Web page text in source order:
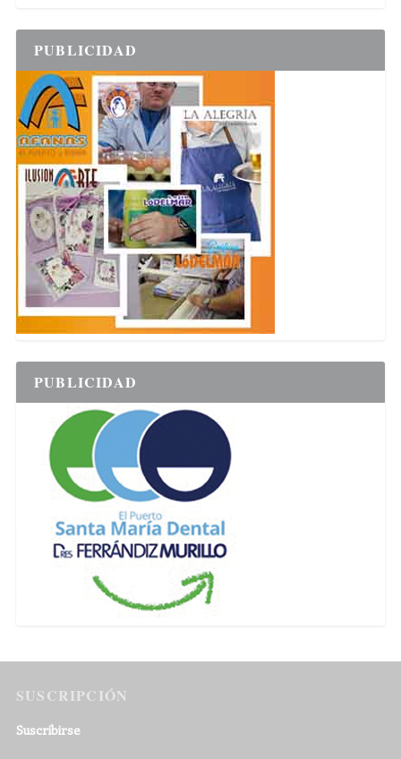
PUBLICIDAD
PUBLICIDAD
SUSCRIPCIÓN
Suscribirse